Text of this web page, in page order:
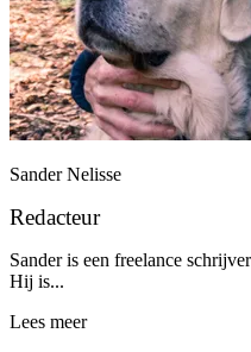
Sander Nelisse
Redacteur
Sander is een freelance
Hij is...
Lees meer